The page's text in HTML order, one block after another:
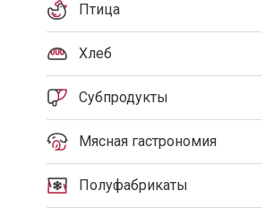
Птица
Хлеб
Субпродукты
Мясная гастрономия
Полуфабрикаты